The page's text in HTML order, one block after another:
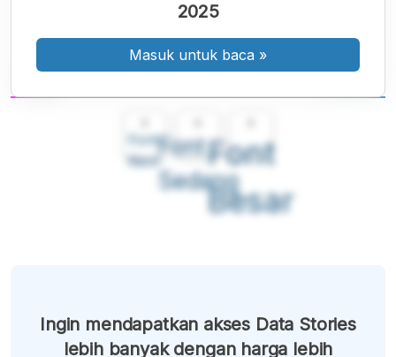
Font
Kecil
Font
Sedang
Font
Besar
2025
Masuk untuk baca »
Ingin mendapatkan akses Data Stories
lebih banyak dengan harga lebih